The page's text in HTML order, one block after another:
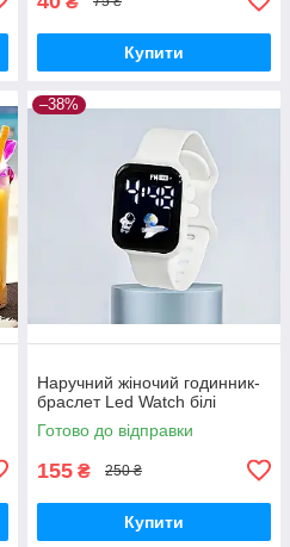
Купити
–38%
Наручний жіночий годинник-
браслет Led Watch білі
Готово до відправки
155 ₴ 250 ₴
Купити